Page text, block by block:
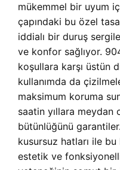
mükemmel bir uyum
çapındaki bu özel
iddialı bir duruş
ve konfor sağlıyor.
koşullara karşı üstün
kullanımda da
maksimum koruma
saatin yıllara meydan
bütünlüğünü
kusursuz hatları ile
estetik ve